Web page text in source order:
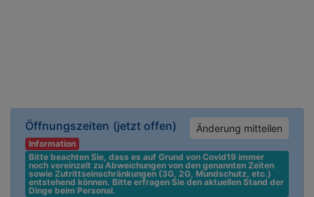
Öffnungszeiten (jetzt offen) Änderung mitteilen
Information
Bitte beachten Sie, dass es auf Grund von Covid19 immer
noch vereinzelt zu Abweichungen von den genannten Zeiten
sowie Zutrittseinschränkungen (3G, 2G, Mundschutz, etc.)
entstehend können. Bitte erfragen Sie den aktuellen Stand der
Dinge beim Personal.